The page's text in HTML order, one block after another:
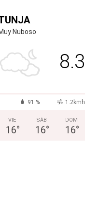
Nuboso
8.3
91 % 1.2kmh
VIE
16°
SÁB
16°
DOM
16°